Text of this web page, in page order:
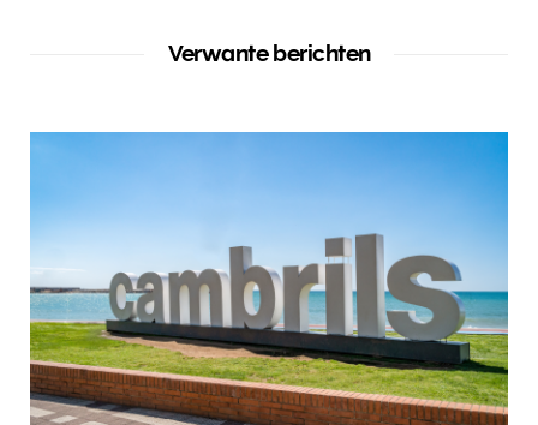
Verwante berichten